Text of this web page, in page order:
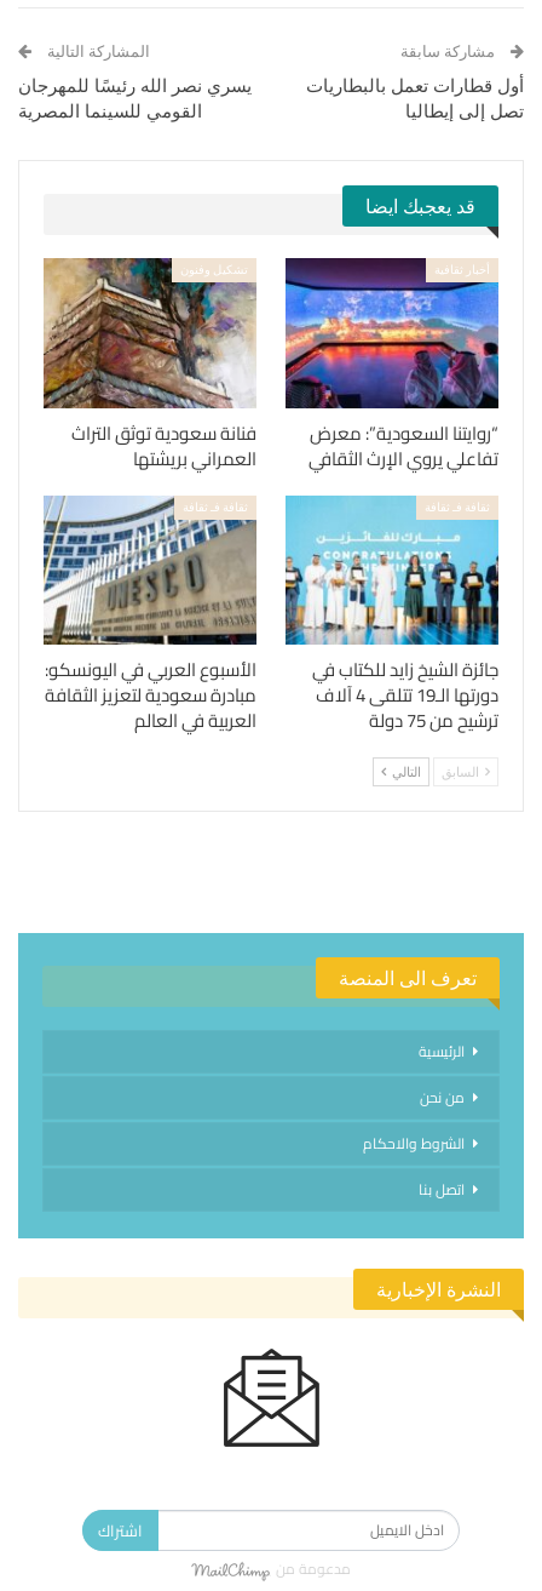
مشاركة سابقة
أول قطارات تعمل بالبطاريات
تصل إلى إيطاليا
المشاركة التالية
يسري نصر الله رئيسًا للمهرجان
القومي للسينما المصرية
قد يعجبك ايضا
أخبار ثقافية
“روايتنا السعودية”: معرض
تفاعلي يروي الإرث الثقافي
تشكيل وفنون
فنانة سعودية توثق التراث
العمراني بريشتها
ثقافة فـ ثقافة
جائزة الشيخ زايد للكتاب في
دورتها الـ19 تتلقى 4 آلاف
ترشيح من 75 دولة
ثقافة فـ ثقافة
الأسبوع العربي في اليونسكو:
مبادرة سعودية لتعزيز الثقافة
العربية في العالم
السابق التالي
تعرف الى المنصة
الرئيسية
من نحن
الشروط والاحكام
اتصل بنا
النشرة الإخبارية
اشتراك
مدعومة من